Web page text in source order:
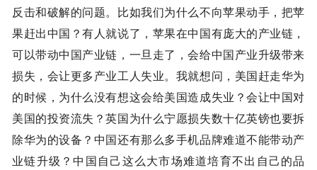
反击和破解的问题。比如我们为什么不向苹果动手，把苹
果赶出中国？有人就说了，苹果在中国有庞大的产业链，
可以带动中国产业链，一旦走了，会给中国产业升级带来
损失，会让更多产业工人失业。我就想问，美国赶走华为
的时候，为什么没有想这会给美国造成失业？会让中国对
美国的投资流失？英国为什么宁愿损失数十亿英镑也要拆
除华为的设备？中国还有那么多手机品牌难道不能带动产
业链升级？中国自己这么大市场难道培育不出自己的品